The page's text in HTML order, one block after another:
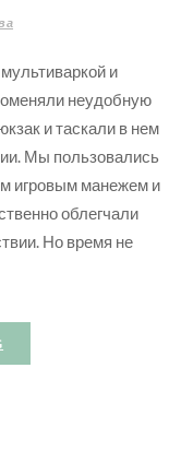
и
неудобную
и таскали в нем
Мы пользовались
игровым манежем и
облегчали
Но время не